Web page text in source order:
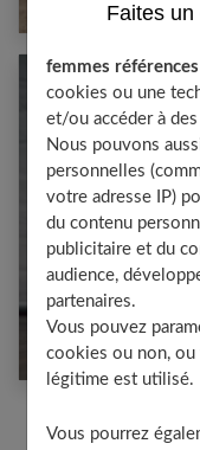
Comment
pour son chat ?
Faites
femmes références
cookies ou une
et/ou accéder à
Nous pouvons
personnelles
votre adresse IP)
du contenu
publicitaire et du
audience,
partenaires.
Vous pouvez
cookies ou non, ou
légitime est utilisé.
Vous pourrez